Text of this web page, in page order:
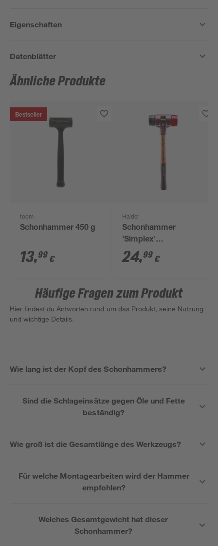
Eigenschaften
Datenblätter
Ähnliche Produkte
Bestseller
toom
Schonhammer 450 g
13,99 €
Halder
Schonhammer
'Simplex'
mittelhart/hart Ø 40
mm
24,99 €
Häufige Fragen zum Produkt
Hier findest du Antworten rund um das Produkt, seine Nutzung
und wichtige Details.
Wie lang ist der Kopf des Schonhammers?
Sind die Schlageinsätze gegen Öle und Fette
beständig?
Wie groß ist die Gesamtlänge des Werkzeugs?
Für welche Montagearbeiten wird der Hammer
empfohlen?
Welches Gesamtgewicht hat dieser
Schonhammer?